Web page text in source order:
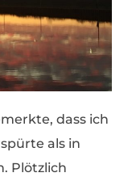
dass ich
als in
Plötzlich